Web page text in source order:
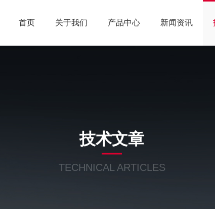
首页 关于我们 产品中心 新闻资讯
技术文章
TECHNICAL ARTICLES